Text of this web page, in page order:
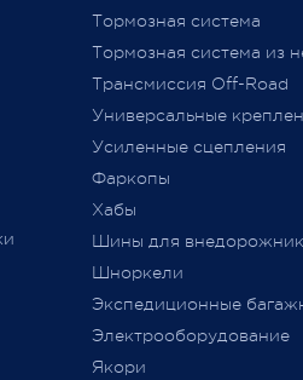
г.
Тормозная система
Тормозная система из
Трансмиссия Off-Road
Универсальные
Усиленные сцепления
Фаркопы
Хабы
Шины для
Шноркели
Экспедиционные
Электрооборудование
Якори